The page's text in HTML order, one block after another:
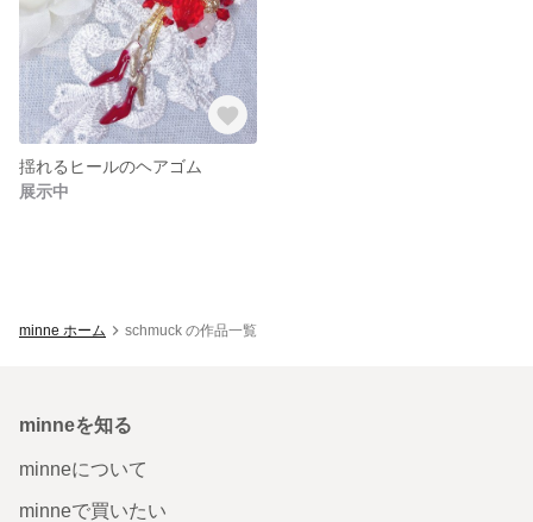
揺れるヒールのヘアゴム
展示中
minne ホーム schmuck の作品一覧
minneを知る
minneについて
minneで買いたい